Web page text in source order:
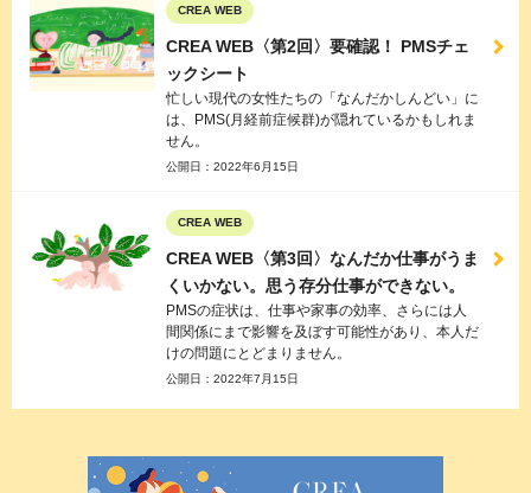
CREA WEB
CREA WEB〈第2回〉要確認！ PMSチェ
ックシート
忙しい現代の女性たちの「なんだかしんどい」に
は、PMS(月経前症候群)が隠れているかもしれま
せん。
公開日： 2022年6月15日
CREA WEB
CREA WEB〈第3回〉なんだか仕事がうま
くいかない。思う存分仕事ができない。
PMSの症状は、仕事や家事の効率、さらには人
間関係にまで影響を及ぼす可能性があり、本人だ
けの問題にとどまりません。
公開日： 2022年7月15日